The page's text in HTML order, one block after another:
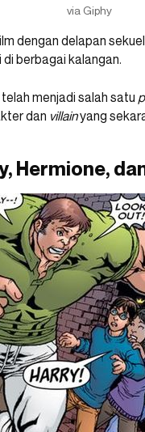
via Giphy
dengan delapan
berbagai kalangan.
menjadi salah satu
dan villainyang
Hermione,